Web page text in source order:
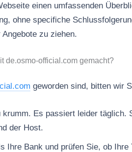
einen umfassenden
ohne specifiche
zu ziehen.
de.osmo-official.com gemacht?
geworden sind, bitten wir
Es passiert leider täglich.
der Host.
Ihre Bank und prüfen Sie, ob